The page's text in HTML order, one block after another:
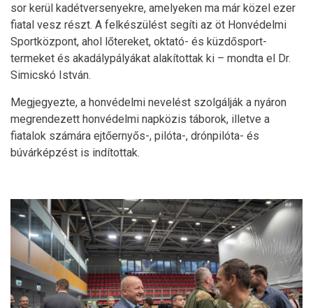
sor kerül kadétversenyekre, amelyeken ma már közel ezer
fiatal vesz részt. A felkészülést segíti az öt Honvédelmi
Sportközpont, ahol lőtereket, oktató- és küzdősport-
termeket és akadálypályákat alakítottak ki – mondta el Dr.
Simicskó István.
Megjegyezte, a honvédelmi nevelést szolgálják a nyáron
megrendezett honvédelmi napközis táborok, illetve a
fiatalok számára ejtőernyős-, pilóta-, drónpilóta- és
búvárképzést is indítottak.